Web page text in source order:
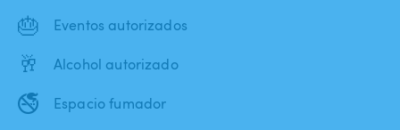
🎂 Eventos autorizados
🥂 Alcohol autorizado
🚭 Espacio fumador